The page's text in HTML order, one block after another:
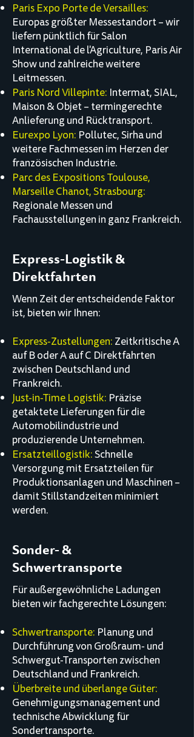
Paris Expo Porte de Versailles:
Europas größter Messestandort – wir
liefern pünktlich für Salon
International de l'Agriculture, Paris Air
Show und zahlreiche weitere
Leitmessen.
Paris Nord Villepinte: Intermat, SIAL,
Maison & Objet – termingerechte
Anlieferung und Rücktransport.
Eurexpo Lyon: Pollutec, Sirha und
weitere Fachmessen im Herzen der
französischen Industrie.
Parc des Expositions Toulouse,
Marseille Chanot, Strasbourg:
Regionale Messen und
Fachausstellungen in ganz Frankreich.
Express-Logistik &
Direktfahrten
Wenn Zeit der entscheidende Faktor
ist, bieten wir Ihnen:
Express-Zustellungen: Zeitkritische A
auf B oder A auf C Direktfahrten
zwischen Deutschland und
Frankreich.
Just-in-Time Logistik: Präzise
getaktete Lieferungen für die
Automobilindustrie und
produzierende Unternehmen.
Ersatzteillogistik:Schnelle
Versorgung mit Ersatzteilen für
Produktionsanlagen und Maschinen –
damit Stillstandzeiten minimiert
werden.
Sonder- &
Schwertransporte
Für außergewöhnliche Ladungen
bieten wir fachgerechte Lösungen:
Schwertransporte: Planung und
Durchführung von Großraum- und
Schwergut-Transporten zwischen
Deutschland und Frankreich.
Überbreite und überlange Güter:
Genehmigungsmanagement und
technische Abwicklung für
Sondertransporte.